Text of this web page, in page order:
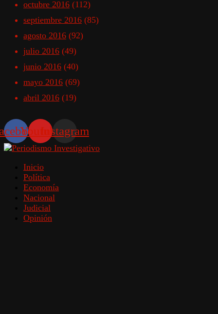
octubre 2016 (112)
septiembre 2016 (85)
agosto 2016 (92)
julio 2016 (49)
junio 2016 (40)
mayo 2016 (69)
abril 2016 (19)
YoutubeInstagram
Inicio
Política
Economía
Nacional
Judicial
Opinión